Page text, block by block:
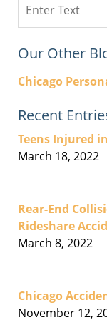
here
Our Other
Chicago
Recent
Teens Injured
March 18, 2022
Rear-End
Rideshare
March 8, 2022
Chicago
November 12,